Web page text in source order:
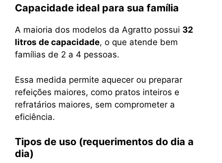
Capacidade ideal para sua família
A maioria dos modelos da Agratto possui 32
litros de capacidade, o que atende bem
famílias de 2 a 4 pessoas.
Essa medida permite aquecer ou preparar
refeições maiores, como pratos inteiros e
refratários maiores, sem comprometer a
eficiência.
Tipos de uso (requerimentos do dia a
dia)